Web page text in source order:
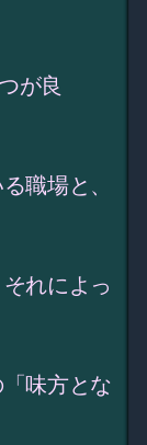
が良
職場と、
れによっ
味方とな